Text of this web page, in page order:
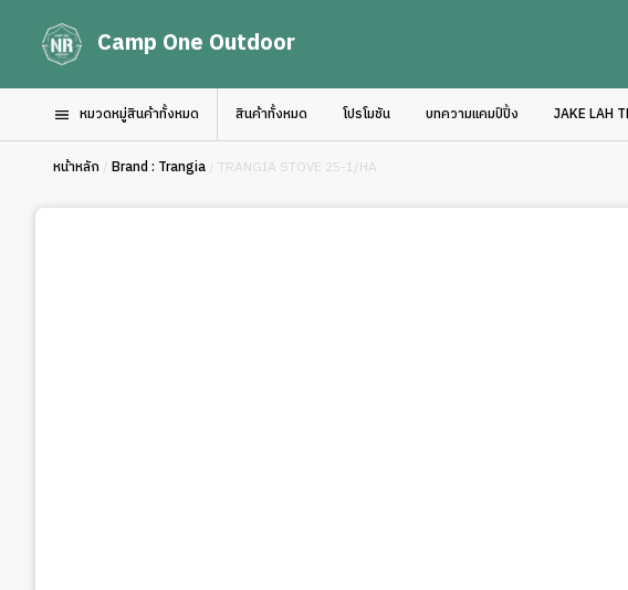
Camp One Outdoor
หมวดหมู่สินค้าทั้งหมด สินค้าทั้งหมด โปรโมชัน บทความแคมป์ปิ้ง JAKE LAH
หน้าหลัก / Brand : Trangia / TRANGIA STOVE 25-1/HA